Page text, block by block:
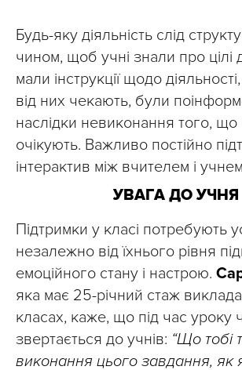
Будь-яку діяльність слід
чином, щоб учні знали про цілі
мали інструкції щодо
від них чекають, були
наслідки невиконання того, що
очікують. Важливо постійно
інтерактив між вчителем і
УВАГА ДО УЧНЯ
Підтримки у класі потребують
незалежно від їхнього рівня
емоційного стану і настрою.
яка має 25-річний стаж
класах, каже, що під час уроку
звертається до учнів: “Що тобі
виконання цього завдання, як